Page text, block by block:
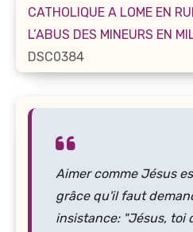
CATHOLIQUE A LOME EN
L’ABUS DES MINEURS EN
DSC0384
Aimer comme Jésus
grâce qu'il faut
insistance: "Jésus, toi